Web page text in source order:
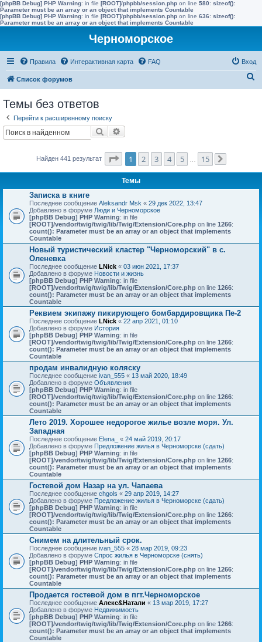
[phpBB Debug] PHP Warning: in file [ROOT]/phpbb/session.php on line 580: sizeof():
Parameter must be an array or an object that implements Countable
[phpBB Debug] PHP Warning: in file [ROOT]/phpbb/session.php on line 636: sizeof():
Parameter must be an array or an object that implements Countable
Черноморское
Правила Интерактивная карта FAQ Вход
Список форумов
Темы без ответов
Перейти к расширенному поиску
Поиск
Найден 441 результат Страница1 из
1 2 3 4 5 15
Темы
Записка в книге
Последнее сообщение Aleksandr Msk « 29 дек 2022, 13:47
Добавлено в форуме Люди и Черноморское
[phpBB Debug] PHP Warning: in file
[ROOT]/vendor/twig/twig/lib/Twig/Extension/Core.php on line 1266:
count(): Parameter must be an array or an object that implements
Countable
Новый туристический кластер "Черноморский" в с.
Оленевка
Последнее сообщение LNick « 03 июн 2021, 17:37
Добавлено в форуме Новости и жизнь
[phpBB Debug] PHP Warning: in file
[ROOT]/vendor/twig/twig/lib/Twig/Extension/Core.php on line 1266:
count(): Parameter must be an array or an object that implements
Countable
Реквием экипажу пикирующего бомбардировщика Пе-2
Последнее сообщение LNick « 22 апр 2021, 01:10
Добавлено в форуме История
[phpBB Debug] PHP Warning: in file
[ROOT]/vendor/twig/twig/lib/Twig/Extension/Core.php on line 1266:
count(): Parameter must be an array or an object that implements
Countable
продам инвалидную коляску
Последнее сообщение ivan_555 « 13 май 2020, 18:49
Добавлено в форуме Объявления
[phpBB Debug] PHP Warning: in file
[ROOT]/vendor/twig/twig/lib/Twig/Extension/Core.php on line 1266:
count(): Parameter must be an array or an object that implements
Countable
Лето 2019. Хорошее недорогое жилье возле моря. Ул.
Западная
Последнее сообщение Elena_ « 24 май 2019, 20:17
Добавлено в форуме Предложение жилья в Черноморске (сдать)
[phpBB Debug] PHP Warning: in file
[ROOT]/vendor/twig/twig/lib/Twig/Extension/Core.php on line 1266:
count(): Parameter must be an array or an object that implements
Countable
Гостевой дом Назар на ул. Чапаева
Последнее сообщение chgols « 29 апр 2019, 14:27
Добавлено в форуме Предложение жилья в Черноморске (сдать)
[phpBB Debug] PHP Warning: in file
[ROOT]/vendor/twig/twig/lib/Twig/Extension/Core.php on line 1266:
count(): Parameter must be an array or an object that implements
Countable
Снимем на длительный срок.
Последнее сообщение ivan_555 « 28 мар 2019, 09:23
Добавлено в форуме Спрос жилья в Черноморске (снять)
[phpBB Debug] PHP Warning: in file
[ROOT]/vendor/twig/twig/lib/Twig/Extension/Core.php on line 1266:
count(): Parameter must be an array or an object that implements
Countable
Продается гостевой дом в пгт.Черноморское
Последнее сообщение Алекс&Натали « 13 мар 2019, 17:27
Добавлено в форуме Недвижимость
[phpBB Debug] PHP Warning: in file
[ROOT]/vendor/twig/twig/lib/Twig/Extension/Core.php on line 1266:
count(): Parameter must be an array or an object that implements
Countable